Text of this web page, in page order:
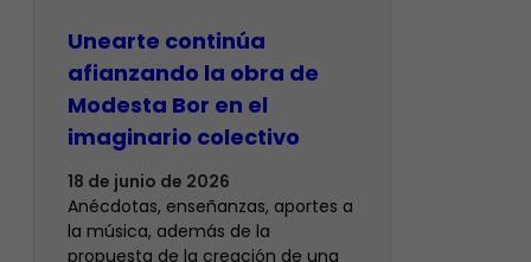
Unearte continúa
afianzando la obra de
Modesta Bor en el
imaginario colectivo
18 de junio de 2026
Anécdotas, enseñanzas, aportes a
la música, además de la
propuesta de la creación de una